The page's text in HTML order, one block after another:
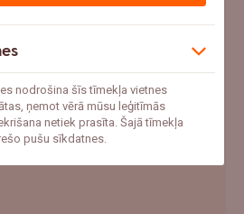
nodrošina šīs tīmekļa vietnes
ņemot vērā mūsu leģitīmās
netiek prasīta. Šajā tīmekļa
pušu sīkdatnes.